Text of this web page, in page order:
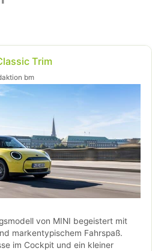
Trim
bm
von MINI begeistert mit
markentypischem Fahrspaß.
im Cockpit und ein kleiner